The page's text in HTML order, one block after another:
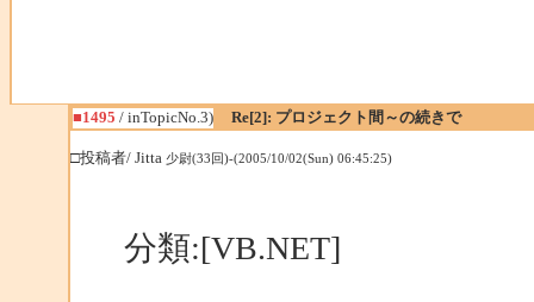
■1495 / inTopicNo.3) Re[2]: プロジェクト間～の続きで
□投稿者/ Jitta 少尉(33回)-(2005/10/02(Sun) 06:45:25)
分類:[VB.NET]